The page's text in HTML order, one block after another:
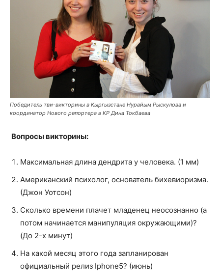
Победитель тви-викторины в Кыргызстане Нурайым Рыскулова и
координатор Нового репортера в КР Дина Токбаева
Вопросы викторины:
Максимальная длина дендрита у человека. (1 мм)
Американский психолог, основатель бихевиоризма.
(Джон Уотсон)
Сколько времени плачет младенец неосознанно (а
потом начинается манипуляция окружающими)?
(До 2-х минут)
На какой месяц этого года запланирован
официальный релиз Iphone5? (июнь)